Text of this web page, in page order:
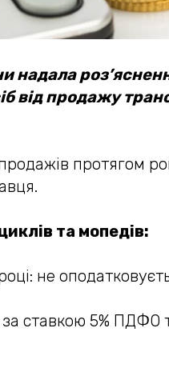
надала
від продажу
протягом
та мопедів:
не
ставкою 5% ПДФО